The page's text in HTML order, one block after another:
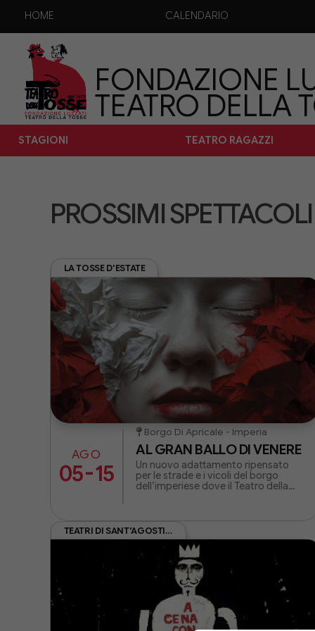
PROSSIMI SPETTACOLI
LA TOSSE D'ESTATE
AGO
05-15
Borgo Di Apricale - Imperia
AL GRAN BALLO DI VENERE
Un nuovo adattamento ripensato
per le strade e i vicoli del borgo
dell’imperiese dove il Teatro della
TEATRI DI SANT'AGOSTINO
HOME CALENDARIO
FONDAZIONE
TEATRO DELLA
STAGIONI TEATRO RAGAZZI